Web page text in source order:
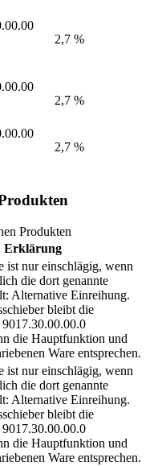
2,7 %
2,7 %
2,7 %
Produkten
Erklärung
ist nur einschlägig, wenn
die dort genannte
Alternative Einreihung.
bleibt die
die Hauptfunktion und
Ware entsprechen.
ist nur einschlägig, wenn
die dort genannte
Alternative Einreihung.
bleibt die
die Hauptfunktion und
Ware entsprechen.